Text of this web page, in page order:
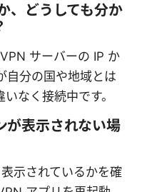
、どうしても分か
サーバーの IP か
自分の国や地域とは
なく接続中です。
が表示されない場
示されているかを確